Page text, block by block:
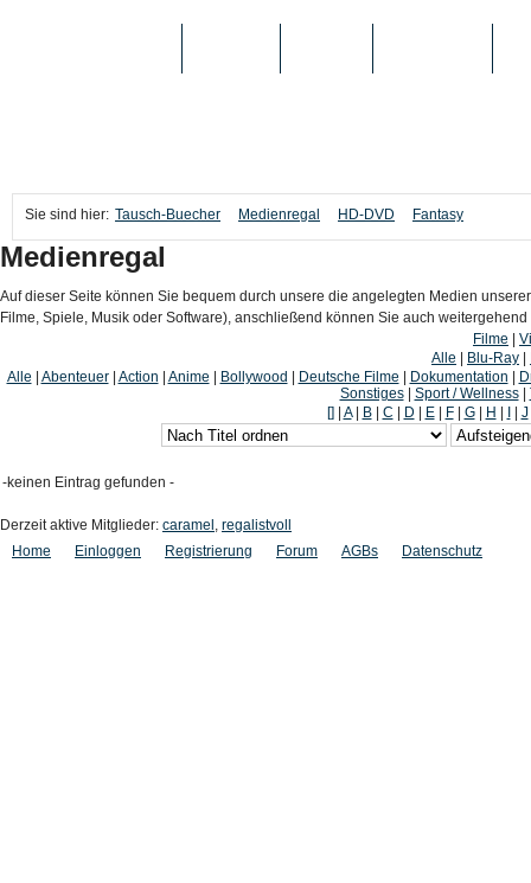
Sie sind hier: Tausch-Buecher Medienregal HD-DVD Fantasy
Medienregal
Auf dieser Seite können Sie bequem durch unsere die angelegten Medien
Filme, Spiele, Musik oder Software), anschließend können Sie auch
Filme
Alle
Blu-Ray
Alle
Abenteuer| Action Anime Bollywood Deutsche Filme Dokumentation
Sonstiges| Sport / Wellness|
[]
A| B| C D E| F| G| H J
-keinen Eintrag gefunden -
Derzeit aktive Mitglieder: caramel , regalistvoll
Home
Einloggen Registrierung Forum AGBs Datenschutz